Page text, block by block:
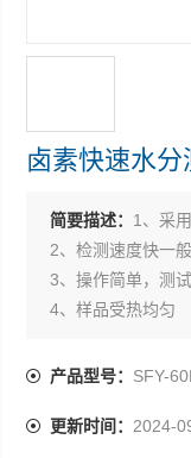
卤素快速水分
简要描述： 1、采
2、检测速度快一
3、操作简单，测
4、样品受热均匀
产品型号： SFY-
更新时间： 2024-